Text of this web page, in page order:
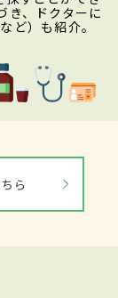
き、ドクターに
ど）も紹介。
ら